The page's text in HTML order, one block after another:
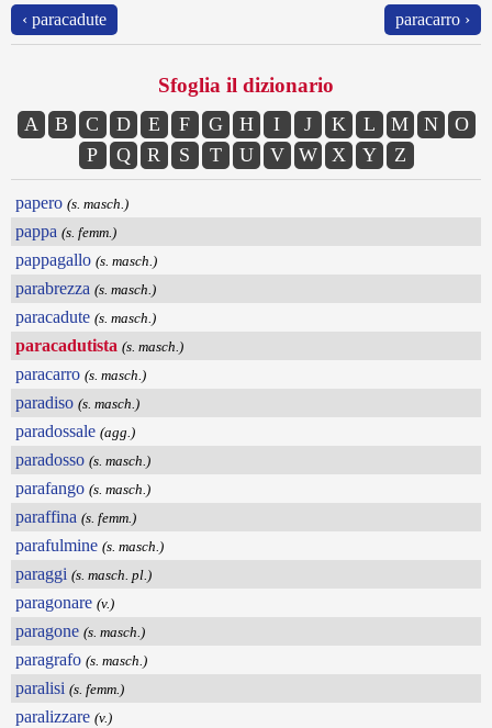
‹ paracadute paracarro ›
Sfoglia il dizionario
A B C D E F G H I J K L M N
O
P
Q R S T U V W X Y Z
papero (s. masch.)
pappa (s. femm.)
pappagallo (s. masch.)
parabrezza (s. masch.)
paracadute (s. masch.)
paracadutista (s. masch.)
paracarro (s. masch.)
paradiso (s. masch.)
paradossale (agg.)
paradosso (s. masch.)
parafango (s. masch.)
paraffina (s. femm.)
parafulmine (s. masch.)
paraggi (s. masch. pl.)
paragonare (v.)
paragone (s. masch.)
paragrafo (s. masch.)
paralisi (s. femm.)
paralizzare (v.)